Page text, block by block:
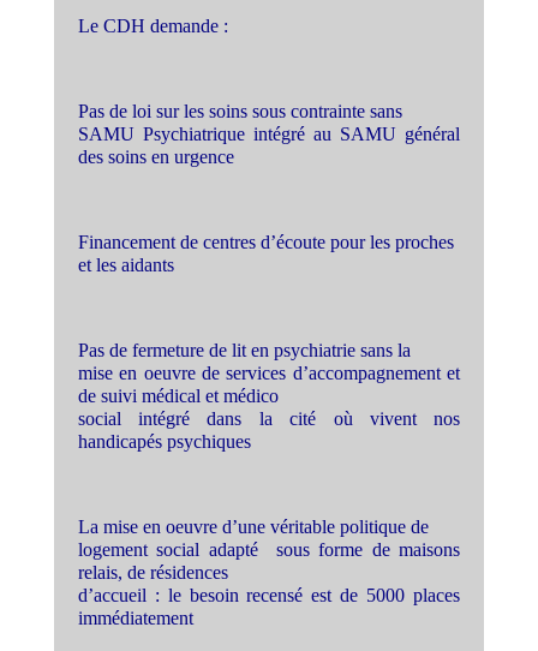
Le CDH demande :
Pas de loi sur les soins sous contrainte sans
SAMU Psychiatrique intégré au SAMU général
des soins en urgence
Financement de centres d’écoute pour les proches
et les aidants
Pas de fermeture de lit en psychiatrie sans la
mise en oeuvre de services d’accompagnement et
de suivi médical et médico
social intégré dans la cité où vivent nos
handicapés psychiques
La mise en oeuvre d’une véritable politique de
logement social adapté sous forme de maisons
relais, de résidences
d’accueil : le besoin recensé est de 5000 places
immédiatement